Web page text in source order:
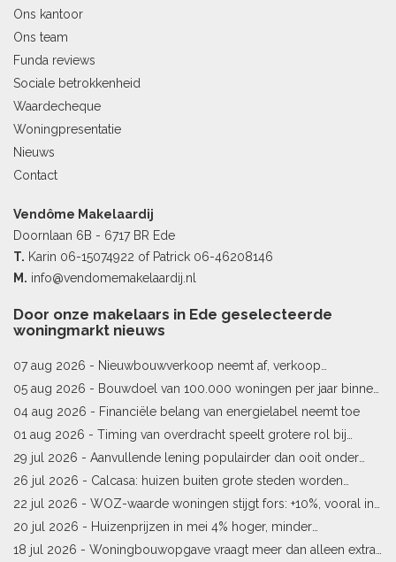
Ons kantoor
Ons team
Funda reviews
Sociale betrokkenheid
Waardecheque
Woningpresentatie
Nieuws
Contact
Vendôme Makelaardij
Doornlaan 6B - 6717 BR Ede
T. Karin 06-15074922 of Patrick 06-46208146
M. info@vendomemakelaardij.nl
Door onze makelaars in Ede geselecteerde
woningmarkt nieuws
07 aug 2026 - Nieuwbouwverkoop neemt af, verkoop
bestaande woningen stijgt
05 aug 2026 - Bouwdoel van 100.000 woningen per jaar binnen
bereik
04 aug 2026 - Financiële belang van energielabel neemt toe
01 aug 2026 - Timing van overdracht speelt grotere rol bij
woningprijs
29 jul 2026 - Aanvullende lening populairder dan ooit onder
starters
26 jul 2026 - Calcasa: huizen buiten grote steden worden
sneller meer waard
22 jul 2026 - WOZ-waarde woningen stijgt fors: +10%, vooral in
Limburg en Pekela
20 jul 2026 - Huizenprijzen in mei 4% hoger, minder
woningverkopen
18 jul 2026 - Woningbouwopgave vraagt meer dan alleen extra